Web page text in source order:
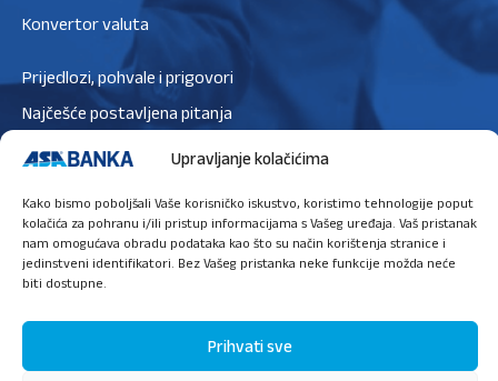
Upravljanje kolačićima
Kako bismo poboljšali Vaše korisničko iskustvo, koristimo tehnologije poput
kolačića za pohranu i/ili pristup informacijama s Vašeg uređaja. Vaš pristanak
nam omogućava obradu podataka kao što su način korištenja stranice i
jedinstveni identifikatori. Bez Vašeg pristanka neke funkcije možda neće
biti dostupne.
Prihvati sve
Konvertor valuta
Prijedlozi, pohvale i prigovori
Najčešće postavljena pitanja
Zaštita podataka
Politika kolačića